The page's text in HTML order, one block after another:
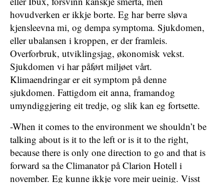
hovudverken er ikkje borte. Eg har berre sløva
kjensleevna mi, og dempa symptoma. Sjukdomen,
eller ubalansen i kroppen, er der framleis.
Overforbruk, utviklingsjag, økonomisk vekst.
Sjukdomen vi har påført miljøet vårt.
Klimaendringar er eit symptom på denne
sjukdomen. Fattigdom eit anna, framandog
umyndiggjering eit tredje, og slik kan eg fortsette.
-When it comes to the environment we shouldn’t be
talking about is it to the left or is it to the right,
because there is only one direction to go and that is
forward sa the Climanator på Clarion Hotell i
november. Eg kunne ikkje vore meir ueinig. Visst